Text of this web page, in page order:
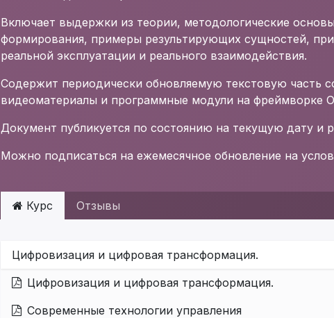
Включает выдержки из теории, методологические
формирования, примеры результирующих сущностей,
реальной эксплуатации и реального взаимодействия.
Содержит периодически обновляемую текстовую часть
видеоматериалы и программные модули на фреймворке
Документ публикуется по состоянию на текущую дату и
Можно подписаться на ежемесячное обновление на
Курс Отзывы
Цифровизация и цифровая трансформация.
Цифровизация и цифровая трансформация.
Современные технологии управления